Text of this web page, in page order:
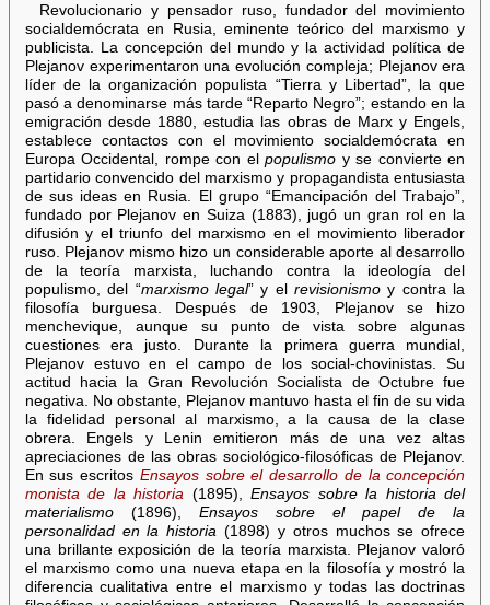
Revolucionario y pensador ruso, fundador del movimiento
socialdemócrata en Rusia, eminente teórico del marxismo y
publicista. La concepción del mundo y la actividad política de
Plejanov experimentaron una evolución compleja; Plejanov era
líder de la organización populista “Tierra y Libertad”, la que
pasó a denominarse más tarde “Reparto Negro”; estando en la
emigración desde 1880, estudia las obras de Marx y Engels,
establece contactos con el movimiento socialdemócrata en
Europa Occidental, rompe con elpopulismo y se convierte en
partidario convencido del marxismo y propagandista entusiasta
de sus ideas en Rusia. El grupo “Emancipación del Trabajo”,
fundado por Plejanov en Suiza (1883), jugó un gran rol en la
difusión y el triunfo del marxismo en el movimiento liberador
ruso. Plejanov mismo hizo un considerable aporte al desarrollo
de la teoría marxista, luchando contra la ideología del
populismo, del “marxismo legal” y elrevisionismo y contra la
filosofía burguesa. Después de 1903, Plejanov se hizo
menchevique, aunque su punto de vista sobre algunas
cuestiones era justo. Durante la primera guerra mundial,
Plejanov estuvo en el campo de los social-chovinistas. Su
actitud hacia la Gran Revolución Socialista de Octubre fue
negativa. No obstante, Plejanov mantuvo hasta el fin de su vida
la fidelidad personal al marxismo, a la causa de la clase
obrera. Engels y Lenin emitieron más de una vez altas
apreciaciones de las obras sociológico-filosóficas de Plejanov.
En sus escritos Ensayos sobre el desarrollo de la concepción
monista de la historia (1895),Ensayos sobre la historia del
materialismo(1896), Ensayos sobre el papel de la
personalidad en la historia (1898) y otros muchos se ofrece
una brillante exposición de la teoría marxista. Plejanov valoró
el marxismo como una nueva etapa en la filosofía y mostró la
diferencia cualitativa entre el marxismo y todas las doctrinas